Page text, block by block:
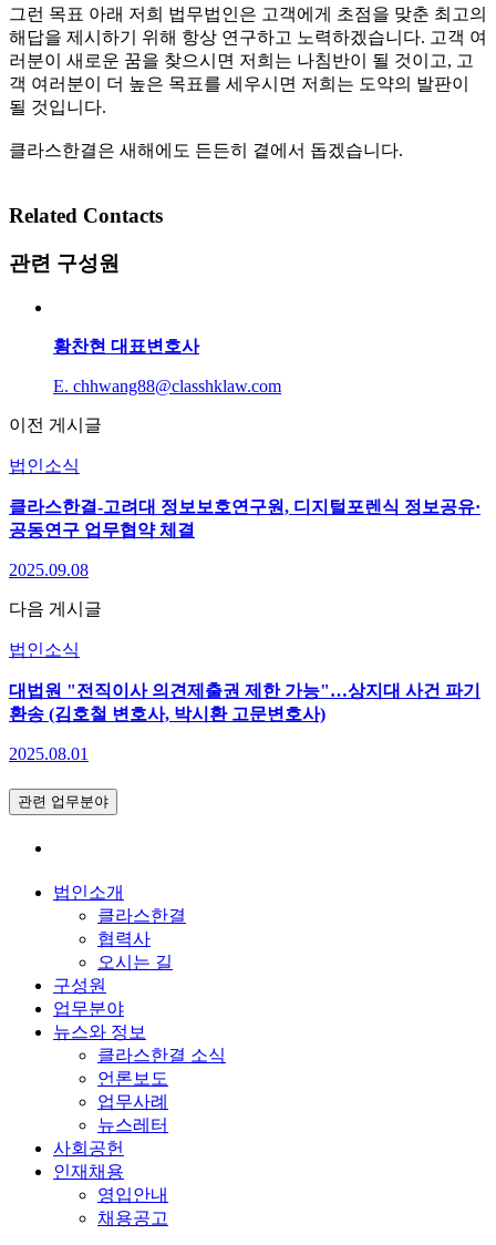
그런 목표 아래 저희 법무법인은 고객에게 초점을 맞춘 최고의
해답을 제시하기 위해 항상 연구하고 노력하겠습니다. 고객 여
러분이 새로운 꿈을 찾으시면 저희는 나침반이 될 것이고, 고
객 여러분이 더 높은 목표를 세우시면 저희는 도약의 발판이
될 것입니다.
클라스한결은 새해에도 든든히 곁에서 돕겠습니다.
Related Contacts
관련 구성원
황찬현 대표변호사
E. chhwang88@classhklaw.com
이전 게시글
법인소식
클라스한결-고려대 정보보호연구원, 디지털포렌식 정보공유·
공동연구 업무협약 체결
2025.09.08
다음 게시글
법인소식
대법원 "전직이사 의견제출권 제한 가능"…상지대 사건 파기
환송 (김호철 변호사, 박시환 고문변호사)
2025.08.01
관련 업무분야
법인소개
클라스한결
협력사
오시는 길
구성원
업무분야
뉴스와 정보
클라스한결 소식
언론보도
업무사례
뉴스레터
사회공헌
인재채용
영입안내
채용공고